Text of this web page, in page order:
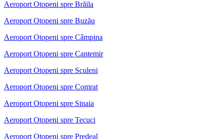
Aeroport Otopeni spre Brăila
Aeroport Otopeni spre Buzău
Aeroport Otopeni spre Câmpina
Aeroport Otopeni spre Cantemir
Aeroport Otopeni spre Sculeni
Aeroport Otopeni spre Comrat
Aeroport Otopeni spre Sinaia
Aeroport Otopeni spre Tecuci
Aeroport Otopeni spre Predeal